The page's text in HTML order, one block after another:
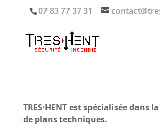
07 83 77 37 31
TRES·HENT est spécialisée dans
de plans techniques.